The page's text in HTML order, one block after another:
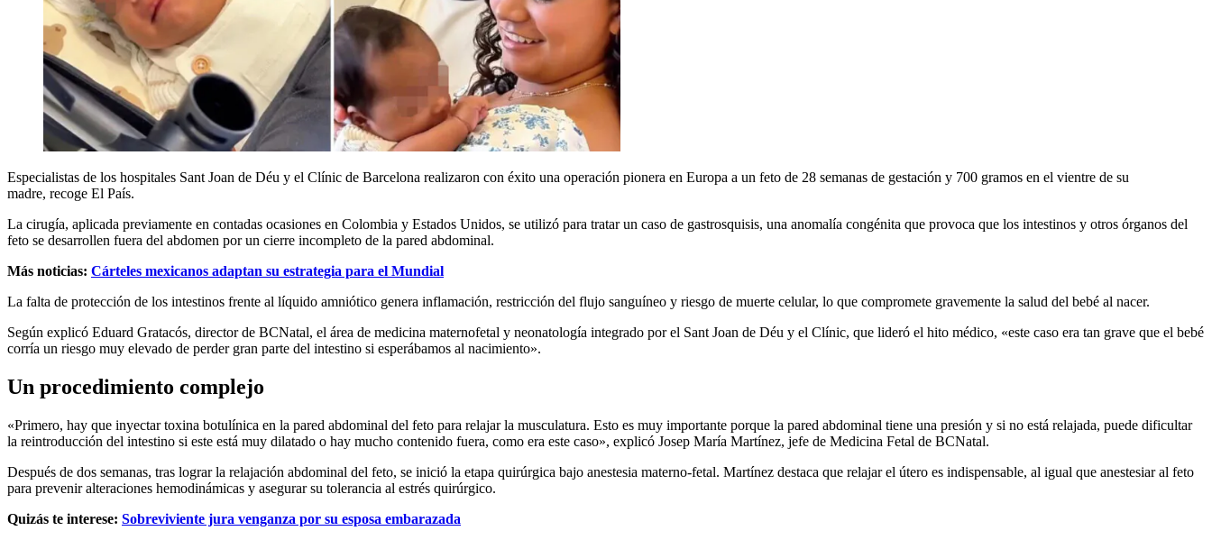
Especialistas de los hospitales Sant Joan de Déu y el Clínic de Barcelona realizaron con éxito una operación pionera en Europa a un feto de 28 semanas de gestación y 700 gramos en el vientre de su
madre, recoge El País.
La cirugía, aplicada previamente en contadas ocasiones en Colombia y Estados Unidos, se utilizó para tratar un caso de gastrosquisis, una anomalía congénita que provoca que los intestinos y otros órganos del
feto se desarrollen fuera del abdomen por un cierre incompleto de la pared abdominal.
Más noticias: Cárteles mexicanos adaptan su estrategia para el Mundial
La falta de protección de los intestinos frente al líquido amniótico genera inflamación, restricción del flujo sanguíneo y riesgo de muerte celular, lo que compromete gravemente la salud del bebé al nacer.
Según explicó Eduard Gratacós, director de BCNatal, el área de medicina maternofetal y neonatología integrado por el Sant Joan de Déu y el Clínic, que lideró el hito médico, «este caso era tan grave que el bebé
corría un riesgo muy elevado de perder gran parte del intestino si esperábamos al nacimiento».
Un procedimiento complejo
«Primero, hay que inyectar toxina botulínica en la pared abdominal del feto para relajar la musculatura. Esto es muy importante porque la pared abdominal tiene una presión y si no está relajada, puede dificultar
la reintroducción del intestino si este está muy dilatado o hay mucho contenido fuera, como era este caso», explicó Josep María Martínez, jefe de Medicina Fetal de BCNatal.
Después de dos semanas, tras lograr la relajación abdominal del feto, se inició la etapa quirúrgica bajo anestesia materno-fetal. Martínez destaca que relajar el útero es indispensable, al igual que anestesiar al feto
para prevenir alteraciones hemodinámicas y asegurar su tolerancia al estrés quirúrgico.
Quizás te interese: Sobreviviente jura venganza por su esposa embarazada